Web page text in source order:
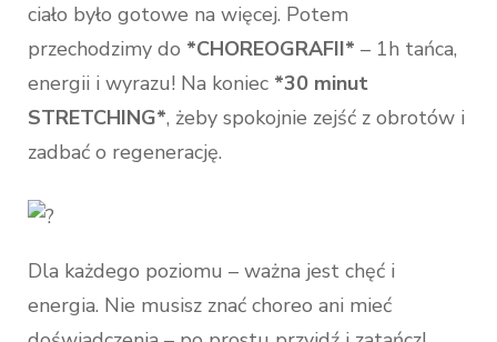
ciało było gotowe na więcej. Potem
przechodzimy do *CHOREOGRAFII* – 1h tańca,
energii i wyrazu! Na koniec *30 minut
STRETCHING*, żeby spokojnie zejść z obrotów i
zadbać o regenerację.
Dla każdego poziomu – ważna jest chęć i
energia. Nie musisz znać choreo ani mieć